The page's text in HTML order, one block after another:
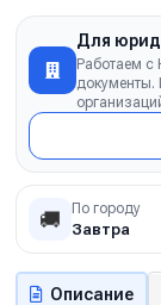
Для
Работаем
документы.
🚚 По городу
Завтра
Описание